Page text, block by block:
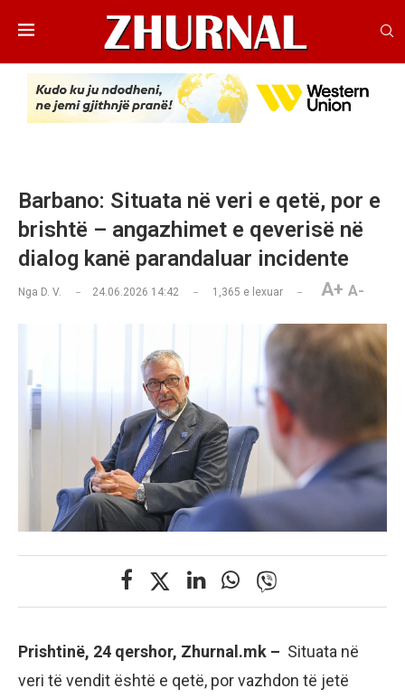
​Barbano: Situata në veri e qetë, por e
brishtë – angazhimet e qeverisë në
dialog kanë parandaluar incidente
Nga D. V. 24.06.2026 14:42 1,365 e lexuar A+ A-
Prishtinë, 24 qershor, Zhurnal.mk – Situata në
veri të vendit është e qetë, por vazhdon të jetë